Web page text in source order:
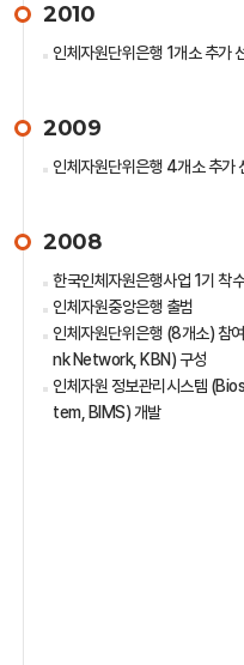
2010
인체자원단위은행 1개소 추가
2009
인체자원단위은행 4개소 추가
2008
한국인체자원은행사업 1기 착수
인체자원중앙은행 출범
인체자원단위은행 (8개소) 참
nk Network, KBN) 구성
인체자원 정보관리시스템
tem, BIMS) 개발